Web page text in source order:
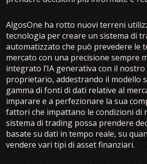
AlgosOne ha rotto nuovi terreni
tecnologia per creare un sistema di
automatizzato che può prevedere le
mercato con una precisione sempre
integrato l’IA generativa con il nostro
proprietario, addestrando il modello
gamma di fonti di dati relative al
imparare e a perfezionare la sua
fattori che impattano le condizioni di
sistema di trading possa prendere
basate su dati in tempo reale, su
vendere vari tipi di asset finanziari.